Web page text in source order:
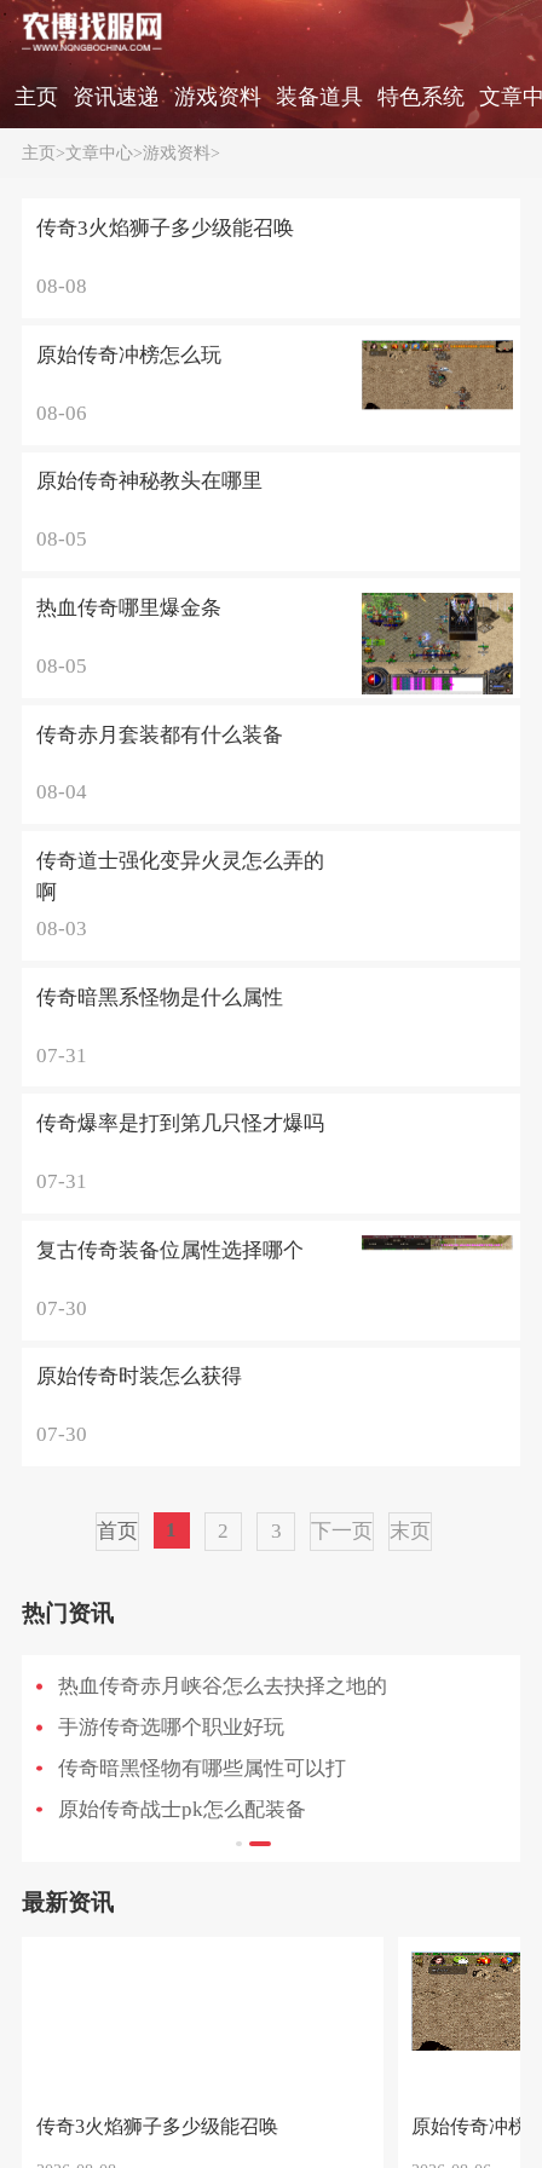
主页 资讯速递 游戏资料 装备道具 特色系统 文章
主页>文章中心>游戏资料>
传奇3火焰狮子多少级能召唤
08-08
原始传奇冲榜怎么玩
08-06
原始传奇神秘教头在哪里
08-05
热血传奇哪里爆金条
08-05
传奇赤月套装都有什么装备
08-04
传奇道士强化变异火灵怎么弄的
啊
08-03
传奇暗黑系怪物是什么属性
07-31
传奇爆率是打到第几只怪才爆吗
07-31
复古传奇装备位属性选择哪个
07-30
原始传奇时装怎么获得
07-30
首页 1 2 3 下一页 末页
热门资讯
热血传奇赤月峡谷怎么去抉择之地的
手游传奇选哪个职业好玩
传奇暗黑怪物有哪些属性可以打
原始传奇战士pk怎么配装备
最新资讯
传奇3火焰狮子多少级能召唤 原始传奇冲榜